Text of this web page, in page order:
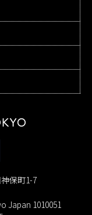
保町1-7
Japan 1010051